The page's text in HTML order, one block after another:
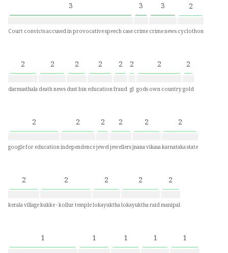
3
Court convicts accused in provocative speech case
3
crime
3
crime news
2
cyclothon
2
darmasthala
2
death news
2
dust bin
2
education
2
fraud
2
gl
2
gods own country
2
gold
2
google for education
2
independence
2
jewel
2
jewellers
2
jnana vikasa
2
karnataka state
2
kerala village
2
kukke - kollur temple
2
lokayuktha
2
lokayuktha raid
2
manipal
1 1 1 1 1